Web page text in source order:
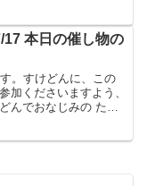
17 本日の催し物の
。すけどんに、この
加くださいますよう、
んでおなじみの たま